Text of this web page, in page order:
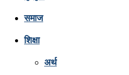
समाज
शिक्षा
अर्थ